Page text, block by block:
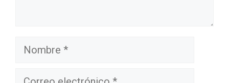
Nombre
Correo